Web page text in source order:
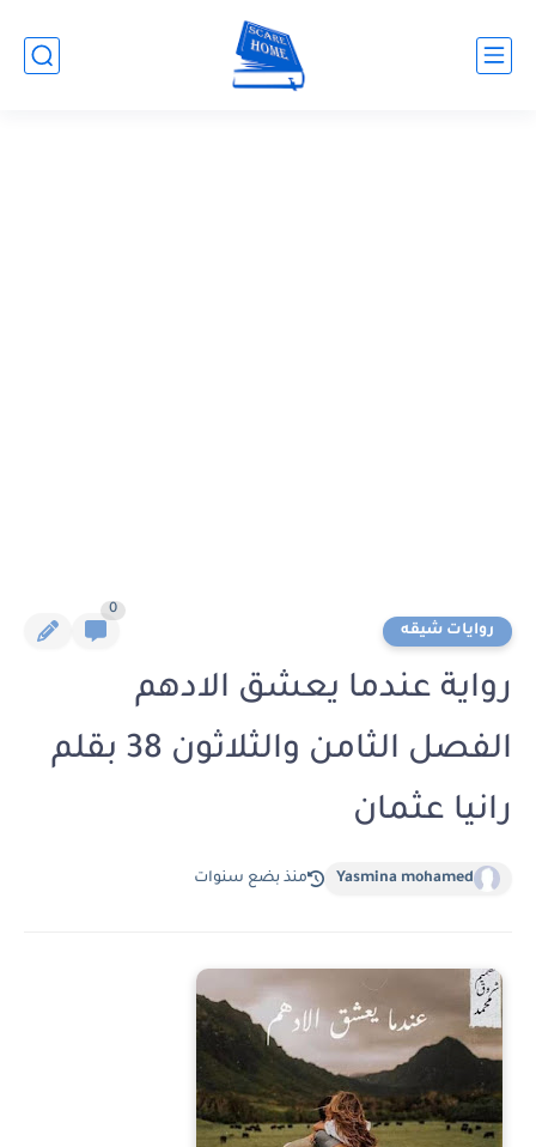
روايات شيقه
0
رواية عندما يعشق الادهم
الفصل الثامن والثلاثون 38 بقلم
رانيا عثمان
Yasmina mohamed منذ بضع سنوات